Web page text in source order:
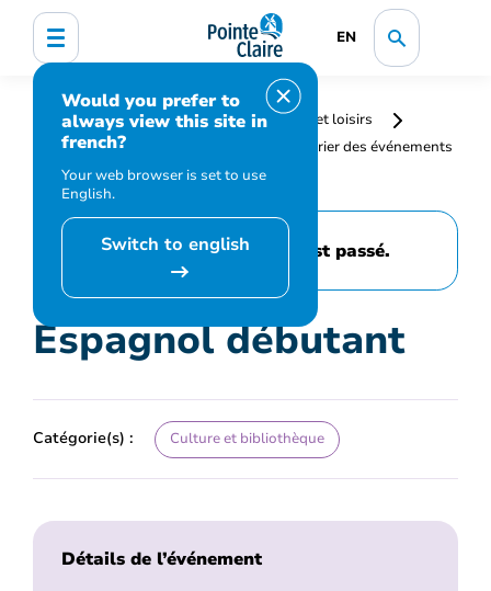
EN
Would you prefer to
always view this site in
french?
Your web browser is set to use
English.
Switch to english
Accueil
Bibliothèque, culture, sports et loisirs
Programmation et inscription
Calendrier des événements
et activités
Espagnol débutant
Cet événement est passé.
Espagnol débutant
Catégorie(s) : Culture et bibliothèque
Détails de l’événement